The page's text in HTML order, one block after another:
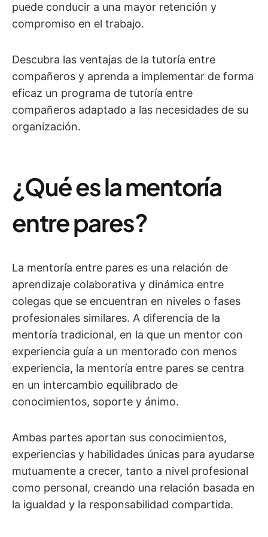
puede conducir a una mayor retención y
compromiso en el trabajo.
Descubra las ventajas de la tutoría entre
compañeros y aprenda a implementar de forma
eficaz un programa de tutoría entre
compañeros adaptado a las necesidades de su
organización.
¿Qué es la mentoría
entre pares?
La mentoría entre pares es una relación de
aprendizaje colaborativa y dinámica entre
colegas que se encuentran en niveles o fases
profesionales similares. A diferencia de la
mentoría tradicional, en la que un mentor con
experiencia guía a un mentorado con menos
experiencia, la mentoría entre pares se centra
en un intercambio equilibrado de
conocimientos, soporte y ánimo.
Ambas partes aportan sus conocimientos,
experiencias y habilidades únicas para ayudarse
mutuamente a crecer, tanto a nivel profesional
como personal, creando una relación basada en
la igualdad y la responsabilidad compartida.